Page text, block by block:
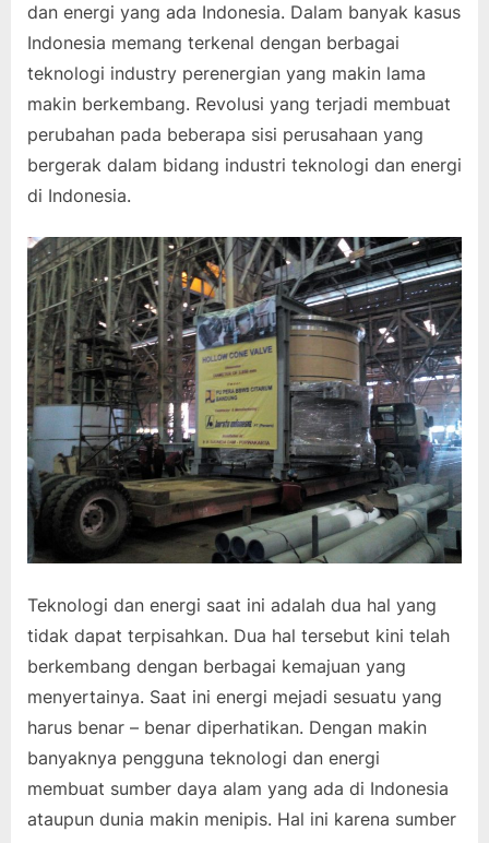
dan energi yang ada Indonesia. Dalam banyak kasus
Indonesia memang terkenal dengan berbagai
teknologi industry perenergian yang makin lama
makin berkembang. Revolusi yang terjadi membuat
perubahan pada beberapa sisi perusahaan yang
bergerak dalam bidang industri teknologi dan energi
di Indonesia.
Teknologi dan energi saat ini adalah dua hal yang
tidak dapat terpisahkan. Dua hal tersebut kini telah
berkembang dengan berbagai kemajuan yang
menyertainya. Saat ini energi mejadi sesuatu yang
harus benar – benar diperhatikan. Dengan makin
banyaknya pengguna teknologi dan energi
membuat sumber daya alam yang ada di Indonesia
ataupun dunia makin menipis. Hal ini karena sumber